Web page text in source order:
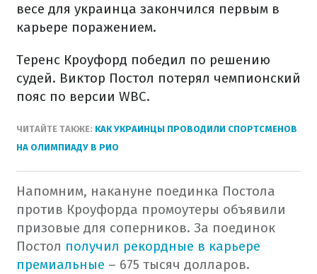
весе для украинца закончился первым в
карьере поражением.
Теренс Кроуфорд победил по решению
судей. Виктор Постол потерял чемпионский
пояс по версии WBC.
ЧИТАЙТЕ ТАКЖЕ: КАК УКРАИНЦЫ ПРОВОДИЛИ СПОРТСМЕНОВ
НА ОЛИМПИАДУ В РИО
Напомним, накануне поединка Постола
против Кроуфорда промоутеры объявили
призовые для соперников. За поединок
Постол получил рекордные в карьере
премиальные – 675 тысяч долларов.